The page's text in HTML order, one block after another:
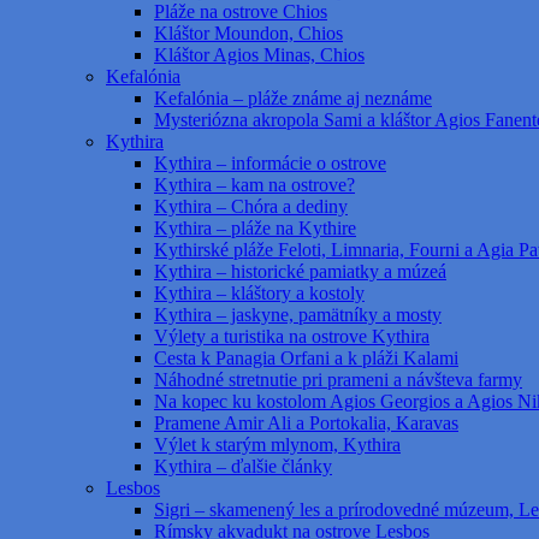
Pláže na ostrove Chios
Kláštor Moundon, Chios
Kláštor Agios Minas, Chios
Kefalónia
Kefalónia – pláže známe aj neznáme
Mysteriózna akropola Sami a kláštor Agios
Kythira
Kythira – informácie o ostrove
Kythira – kam na ostrove?
Kythira – Chóra a dediny
Kythira – pláže na Kythire
Kythirské pláže Feloti, Limnaria, Fourni a Agia
Kythira – historické pamiatky a múzeá
Kythira – kláštory a kostoly
Kythira – jaskyne, pamätníky a mosty
Výlety a turistika na ostrove Kythira
Cesta k Panagia Orfani a k pláži Kalami
Náhodné stretnutie pri prameni a návšteva farmy
Na kopec ku kostolom Agios Georgios a Agios
Pramene Amir Ali a Portokalia, Karavas
Výlet k starým mlynom, Kythira
Kythira – ďalšie články
Lesbos
Sigri – skamenený les a prírodovedné múzeum,
Rímsky akvadukt na ostrove Lesbos